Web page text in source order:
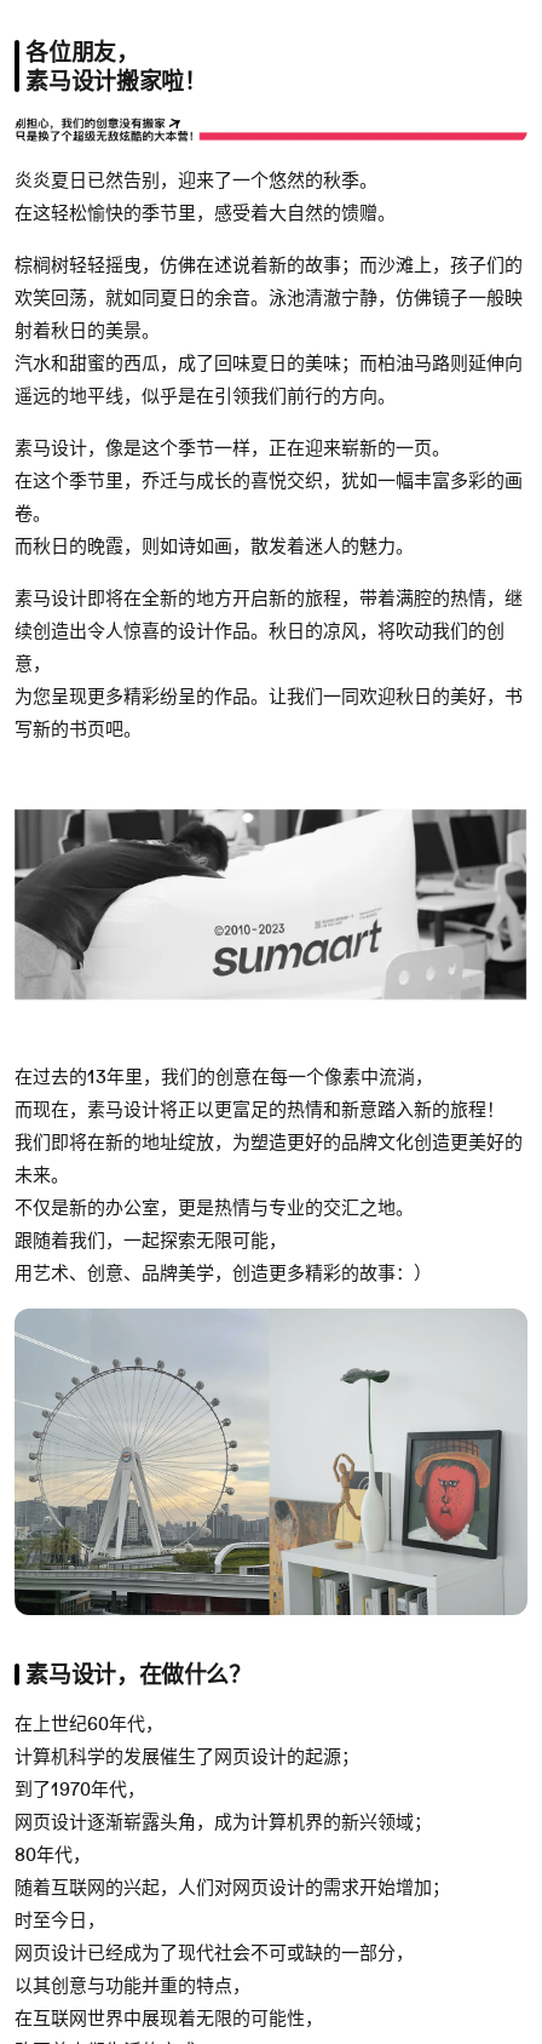
各位朋友，
素马设计搬家啦！
炎炎夏日已然告别，迎来了一个悠然的秋季。
在这轻松愉快的季节里，感受着大自然的馈赠。
棕榈树轻轻摇曳，仿佛在述说着新的故事；而沙滩上，孩子们的
欢笑回荡，就如同夏日的余音。泳池清澈宁静，仿佛镜子一般映
射着秋日的美景。
汽水和甜蜜的西瓜，成了回味夏日的美味；而柏油马路则延伸向
遥远的地平线，似乎是在引领我们前行的方向。
素马设计，像是这个季节一样，正在迎来崭新的一页。
在这个季节里，乔迁与成长的喜悦交织，犹如一幅丰富多彩的画
卷。
而秋日的晚霞，则如诗如画，散发着迷人的魅力。
素马设计即将在全新的地方开启新的旅程，带着满腔的热情，继
续创造出令人惊喜的设计作品。秋日的凉风，将吹动我们的创
意，
为您呈现更多精彩纷呈的作品。让我们一同欢迎秋日的美好，书
写新的书页吧。
在过去的13年里，我们的创意在每一个像素中流淌，
而现在，素马设计将正以更富足的热情和新意踏入新的旅程！
我们即将在新的地址绽放，为塑造更好的品牌文化创造更美好的
未来。
不仅是新的办公室，更是热情与专业的交汇之地。
跟随着我们，一起探索无限可能，
用艺术、创意、品牌美学，创造更多精彩的故事：）
素马设计，在做什么？
在上世纪60年代，
计算机科学的发展催生了网页设计的起源；
到了1970年代，
网页设计逐渐崭露头角，成为计算机界的新兴领域；
80年代，
随着互联网的兴起，人们对网页设计的需求开始增加；
时至今日，
网页设计已经成为了现代社会不可或缺的一部分，
以其创意与功能并重的特点，
在互联网世界中展现着无限的可能性，